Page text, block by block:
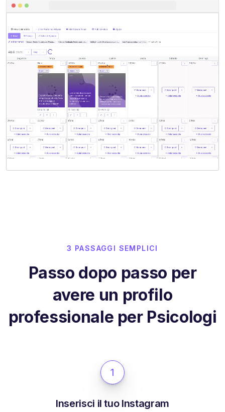
3 PASSAGGI SEMPLICI
Passo dopo passo per
avere un profilo
professionale per Psicologi
1
Inserisci il tuo Instagram